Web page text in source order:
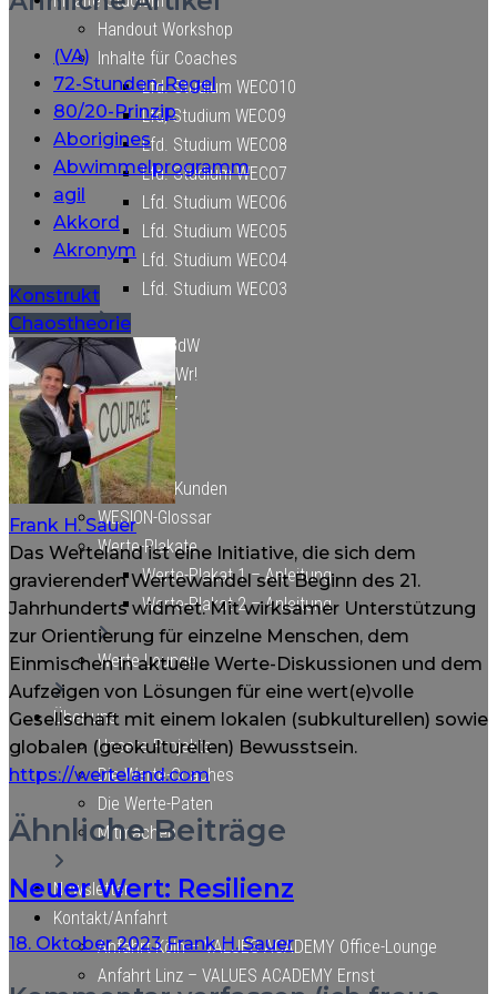
Handout Workshop
Inhalte für Coaches
Lfd. Studium WECO10
Lfd, Studium WECO9
Lfd. Studium WECO8
Lfd. Studium WECO7
Lfd. Studium WECO6
Lfd. Studium WECO5
Lfd. Studium WECO4
Lfd. Studium WECO3
Inhalte DgBdW
Inhalte LuüWr!
Inhalte SZZ
Für Kunden
Inhalte für Kunden
WESION-Glossar
Werte-Plakate
Werte-Plakat 1 – Anleitung
Werte-Plakat 2 – Anleitung
Werte-Lounge
Über uns
Unsere Projekte
Die Werte-Coaches
Die Werte-Paten
Mitmachen
Newsletter
Kontakt/Anfahrt
Anfahrt Köln – VALUES ACADEMY Office-Lounge
Anfahrt Linz – VALUES ACADEMY Ernst
(VA)
72-Stunden-Regel
80/20-Prinzip
Aborigines
Abwimmelprogramm
agil
Akkord
Akronym
Beitragsnavigation
Konstrukt
Chaostheorie
Frank H. Sauer
Das Werteland ist eine Initiative, die sich dem
gravierenden Wertewandel seit Beginn des 21.
Jahrhunderts widmet. Mit wirksamer Unterstützung
zur Orientierung für einzelne Menschen, dem
Einmischen in aktuelle Werte-Diskussionen und dem
Aufzeigen von Lösungen für eine wert(e)volle
Gesellschaft mit einem lokalen (subkulturellen) sowie
globalen (geokulturellen) Bewusstsein.
https://werteland.com
Ähnliche Beiträge
Neuer Wert: Resilienz
18. Oktober 2023 Frank H. Sauer